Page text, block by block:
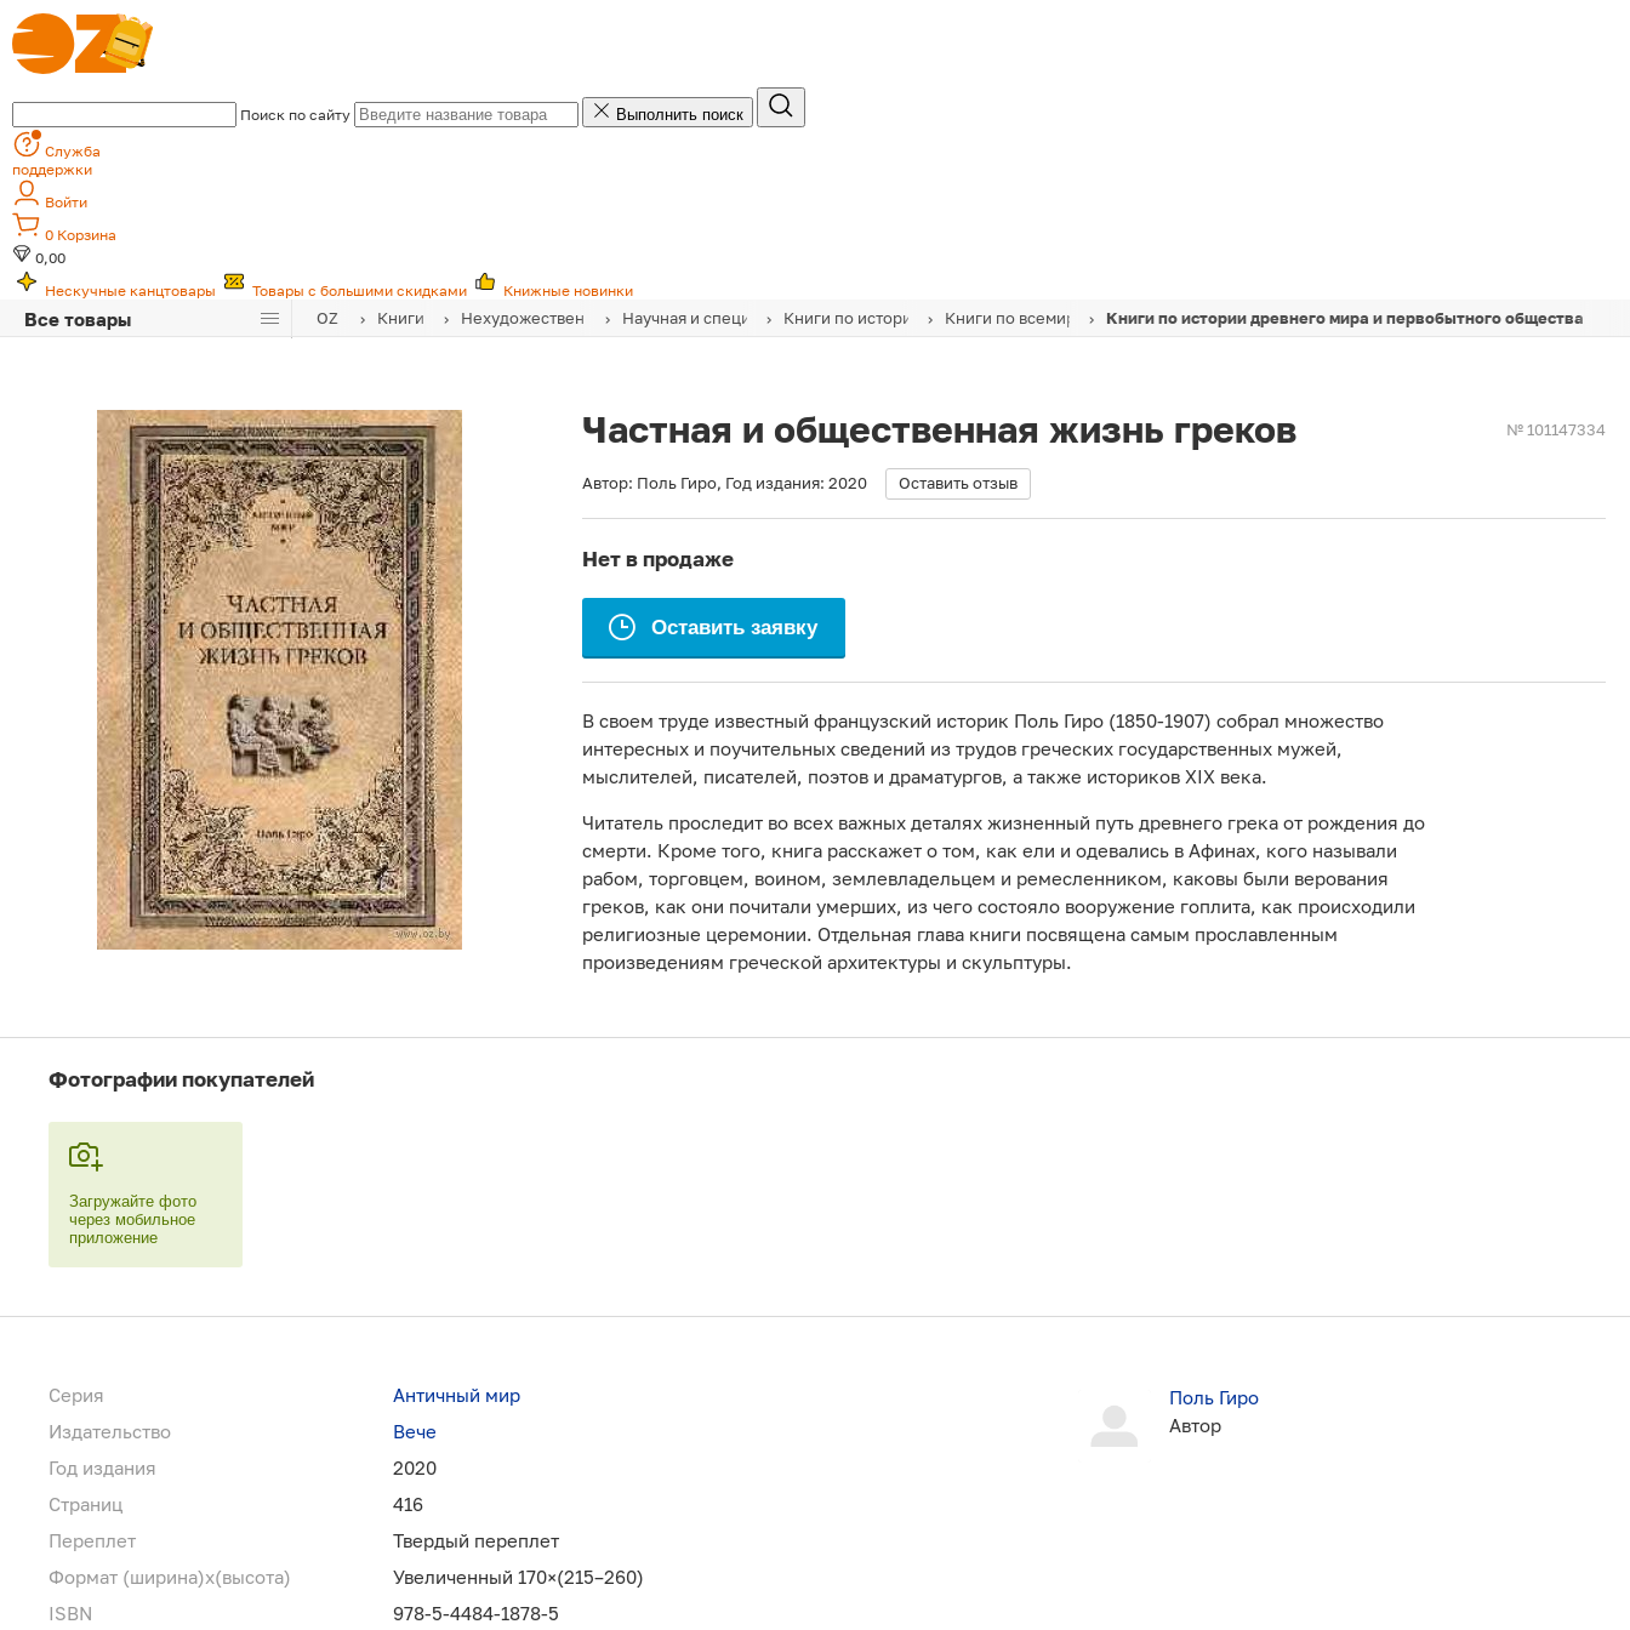
Поиск по сайту
Выполнить поиск
Служба
поддержки
Войти
0 Корзина
0,00
Нескучные канцтовары
Товары с большими скидками Книжные новинки
Все товары OZ Книги Нехудожественная литератураНаучная и специальная литература
Книги по истории Книги по всемирной историиКниги по истории древнего мира и первобытного общества
Частная и общественная жизнь греков № 101147334
Автор: Поль Гиро, Год издания: 2020 Оставить отзыв
Нет в продаже
Оставить заявку
В своем труде известный французский историк Поль Гиро (1850-1907) собрал множество
интересных и поучительных сведений из трудов греческих государственных мужей,
мыслителей, писателей, поэтов и драматургов, а также историков XIX века.
Читатель проследит во всех важных деталях жизненный путь древнего грека от рождения до
смерти. Кроме того, книга расскажет о том, как ели и одевались в Афинах, кого называли
рабом, торговцем, воином, землевладельцем и ремесленником, каковы были верования
греков, как они почитали умерших, из чего состояло вооружение гоплита, как происходили
религиозные церемонии. Отдельная глава книги посвящена самым прославленным
произведениям греческой архитектуры и скульптуры.
Фотографии покупателей
Загружайте фото
через мобильное
приложение
Серия
Античный мир
Издательство
Вече
Год издания
2020
Страниц
416
Переплет
Твердый переплет
Формат (ширина)х(высота)
Увеличенный 170×(215–260)
ISBN
978-5-4484-1878-5
Поль Гиро
Автор